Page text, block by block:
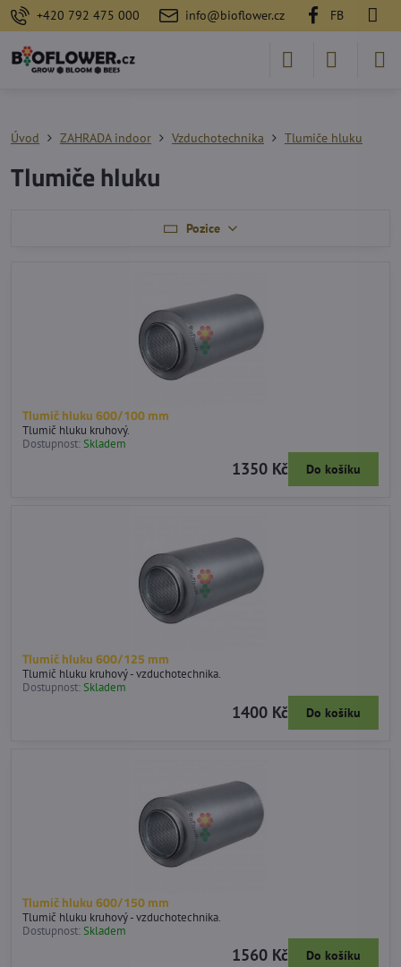
+420 792 475 000 info@bioflower.cz FB
Úvod ZAHRADA indoor Vzduchotechnika Tlumiče hluku
Tlumiče hluku
Pozice
Tlumič hluku 600/100 mm
Tlumič hluku kruhový.
Dostupnost:Skladem
1350 Kč Do košíku
Tlumič hluku 600/125 mm
Tlumič hluku kruhový - vzduchotechnika.
Dostupnost:Skladem
1400 Kč Do košíku
Tlumič hluku 600/150 mm
Tlumič hluku kruhový - vzduchotechnika.
Dostupnost:Skladem
1560 Kč Do košíku